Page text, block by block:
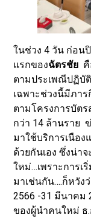
ในช่วง 4 วัน ก่อน
แรกของฉัตรชัย
ตามประเพณีปฏิบั
เฉพาะช่วงนี้มีภา
ตามโครงการบัต
กว่า 14 ล้านราย
มาใช้บริการเนือ
ด้วยกันเอง ซึ่งน่า
ใหม่…เพราะการเ
มาเช่นกัน….ก็หวัง
2566 -31 มีนาคม
ของผู้นำคนใหม่ ธ